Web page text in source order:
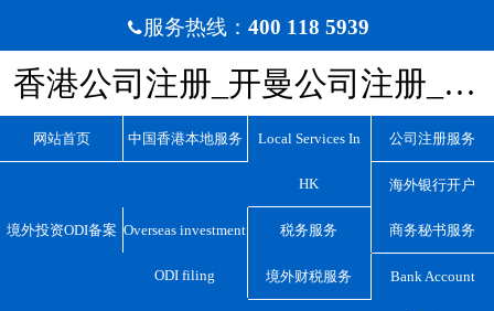
服务热线： 400 118 5939
香港公司注册_开曼公司注册_BVI公司注册_离岸公司注册_宏源国际咨询
网站首页 中国香港本地服务 Local Services In
HK
公司注册服务
海外银行开户
境外投资ODI备案 Overseas investment
ODI filing
税务服务 商务秘书服务
境外财税服务 Bank Account